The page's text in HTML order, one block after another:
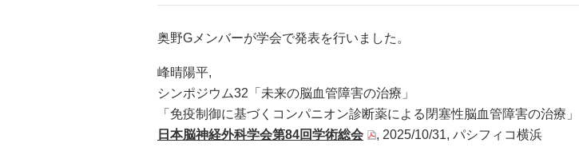
奥野Gメンバーが学会で発表を行いました。
峰晴陽平,
シンポジウム32「未来の脳血管障害の治療」
「免疫制御に基づくコンパニオン診断薬による閉塞性脳血管障害の治療」
日本脳神経外科学会第84回学術総会
, 2025/10/31, パシフィコ横浜